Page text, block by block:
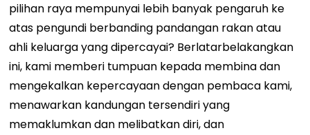
pilihan raya mempunyai lebih banyak pengaruh ke
atas pengundi berbanding pandangan rakan atau
ahli keluarga yang dipercayai? Berlatarbelakangkan
ini, kami memberi tumpuan kepada membina dan
mengekalkan kepercayaan dengan pembaca kami,
menawarkan kandungan tersendiri yang
memaklumkan dan melibatkan diri, dan